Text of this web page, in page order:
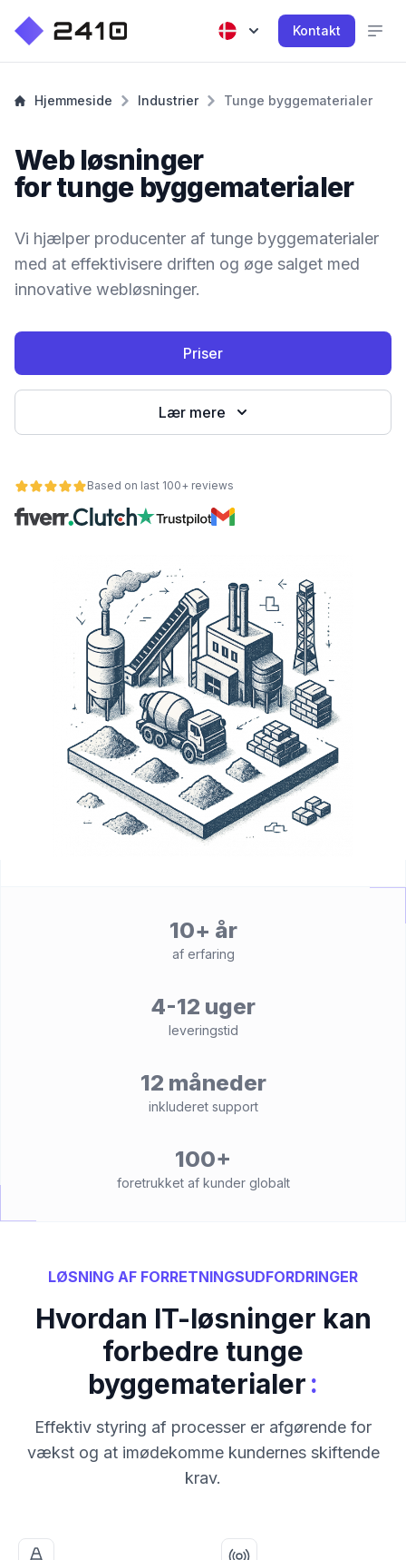
Kontakt
Hjemmeside Industrier Tunge byggematerialer
Web løsninger
for tunge byggematerialer
Vi hjælper producenter af tunge byggematerialer
med at effektivisere driften og øge salget med
innovative webløsninger.
Priser
Lær mere
Based on last 100+ reviews
10+ år
af erfaring
4-12 uger
leveringstid
12 måneder
inkluderet support
100+
foretrukket af kunder globalt
LØSNING AF FORRETNINGSUDFORDRINGER
Hvordan IT-løsninger kan
forbedre tunge
byggematerialer:
Effektiv styring af processer er afgørende for
vækst og at imødekomme kundernes skiftende
krav.